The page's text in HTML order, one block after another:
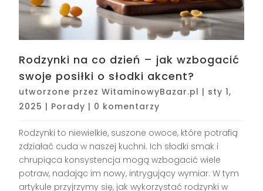
Rodzynki na co dzień – jak wzbogacić
swoje posiłki o słodki akcent?
utworzone przezWitaminowyBazar.pl | sty 1,
2025 | Porady | 0 komentarzy
Rodzynki to niewielkie, suszone owoce, które potrafią
zdziałać cuda w naszej kuchni. Ich słodki smak i
chrupiąca konsystencja mogą wzbogacić wiele
potraw, nadając im nowy, intrygujący wymiar. W tym
artykule przyjrzymy się, jak wykorzystać rodzynki w